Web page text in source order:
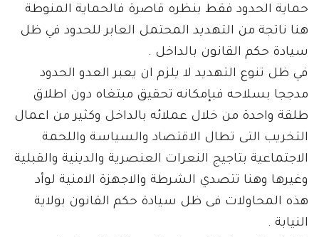
حماية الحدود فقط بنظره قاصرة فالحماية المنوطة
هنا ناتجة من التهديد المحتمل العابر للحدود في ظل
سيادة حكم القانون بالداخل .
في ظل تنوع التهديد لا يلزم ان يعبر العدو الحدود
مدججا بسلاحه فبإمكانه تحقيق مبتغاه دون اطلاق
طلقة واحدة من خلال عملائه بالداخل وكثير من اعمال
التخريب التى تطال الاقتصاد والسياسة واللحمة
الاجتماعية بتاجيج النعرات العنصرية والدينية والقبلية
وغيرها وهنا تتصدي الشرطة والاجهزة الامنية لوأد
هذه المحاولات فى ظل سيادة حكم القانون بولاية
النيابة .